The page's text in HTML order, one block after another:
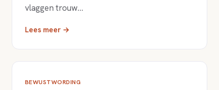
vlaggen trouw…
Lees meer →
BEWUSTWORDING